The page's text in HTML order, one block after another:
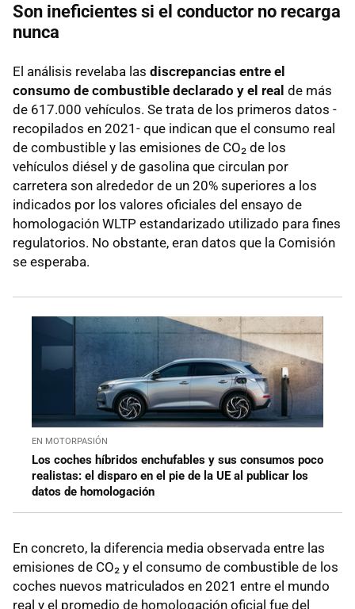
Son ineficientes si el conductor no recarga
nunca
El análisis revelaba las discrepancias entre el
consumo de combustible declarado y el real de más
de 617.000 vehículos. Se trata de los primeros datos -
recopilados en 2021- que indican que el consumo real
de combustible y las emisiones de CO₂ de los
vehículos diésel y de gasolina que circulan por
carretera son alrededor de un 20% superiores a los
indicados por los valores oficiales del ensayo de
homologación WLTP estandarizado utilizado para fines
regulatorios. No obstante, eran datos que la Comisión
se esperaba.
EN MOTORPASIÓN
Los coches híbridos enchufables y sus consumos poco
realistas: el disparo en el pie de la UE al publicar los
datos de homologación
En concreto, la diferencia media observada entre las
emisiones de CO₂ y el consumo de combustible de los
coches nuevos matriculados en 2021 entre el mundo
real y el promedio de homologación oficial fue del